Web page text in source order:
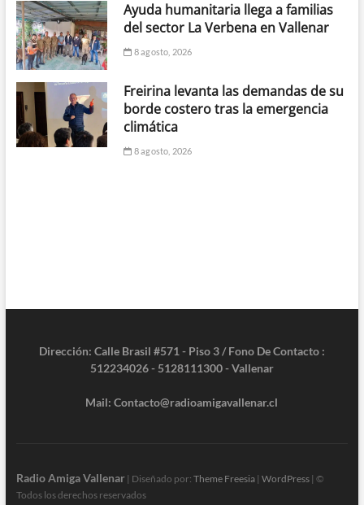
Ayuda humanitaria llega a familias
del sector La Verbena en Vallenar
8 agosto, 2026
Freirina levanta las demandas de su
borde costero tras la emergencia
climática
8 agosto, 2026
Dirección: Calle Brasil #571 - Piso 3 / Fono De Contacto :
512234026 - 5128111300 - Vallenar
Mail: Contacto@radioamigavallenar.cl
Radio Amiga Vallenar| Diseñado por: Theme Freesia| WordPress| ©
Todos los derechos reservados